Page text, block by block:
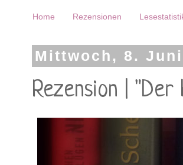
Home Rezensionen
Mittwoch, 8. Juni
Rezension |